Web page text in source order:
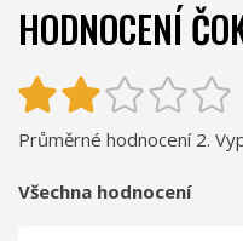
HODNOCENÍ
Průměrné hodnocení 2.
Všechna hodnocení